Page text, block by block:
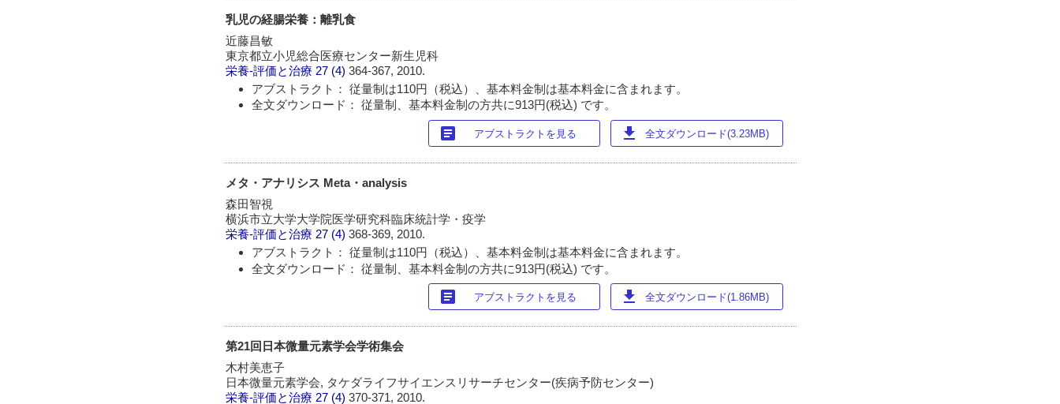
乳児の経腸栄養：離乳食
近藤昌敏
東京都立小児総合医療センター新生児科
栄養-評価と治療 27 (4)364-367, 2010.
アブストラクト： 従量制は110円（税込）、基本料金制は基本料金に含まれます。
全文ダウンロード： 従量制、基本料金制の方共に913円(税込) です。
article アブストラクトを見る download 全文ダウンロード(3.23MB)
メタ・アナリシス Meta・analysis
森田智視
横浜市立大学大学院医学研究科臨床統計学・疫学
栄養-評価と治療 27 (4)368-369, 2010.
アブストラクト： 従量制は110円（税込）、基本料金制は基本料金に含まれます。
全文ダウンロード： 従量制、基本料金制の方共に913円(税込) です。
article アブストラクトを見る download 全文ダウンロード(1.86MB)
第21回日本微量元素学会学術集会
木村美恵子
日本微量元素学会, タケダライフサイエンスリサーチセンター(疾病予防センター)
栄養-評価と治療 27 (4)370-371, 2010.